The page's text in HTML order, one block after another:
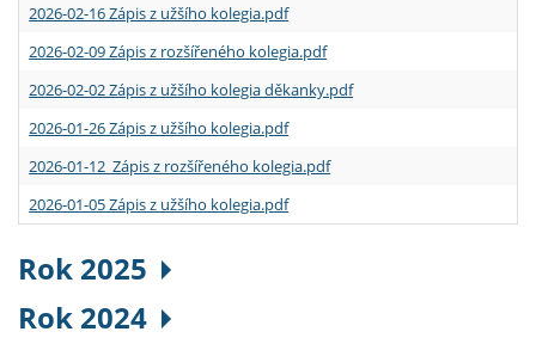
2026-02-16 Zápis z užšího kolegia.pdf
2026-02-09 Zápis z rozšířeného kolegia.pdf
2026-02-02 Zápis z užšího kolegia děkanky.pdf
2026-01-26 Zápis z užšího kolegia.pdf
2026-01-12 Zápis z rozšířeného kolegia.pdf
2026-01-05 Zápis z užšího kolegia.pdf
Rok 2025
Rok 2024